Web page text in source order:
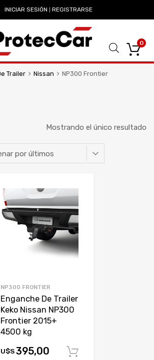
INICIAR SESIÓN REGISTRARSE
0
Trailer Nissan NP300 Frontier
Mostrando el único resultado
NP300 FRONTIER
Enganche De Trailer
Keko Nissan NP300
Frontier 2015+
4500 kg
U$S395,00